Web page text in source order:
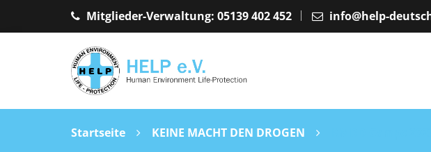
Mitglieder-Verwaltung: 05139 402 452 info@help-
Startseite KEINE MACHT DEN DROGEN